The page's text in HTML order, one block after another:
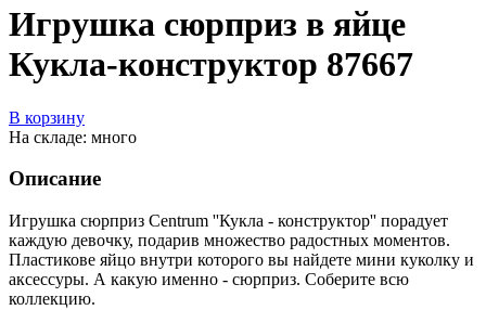
Игрушка сюрприз в яйце
Кукла-конструктор 87667
В корзину
На складе: много
Описание
Игрушка сюрприз Centrum ''Кукла - конструктор'' порадует
каждую девочку, подарив множество радостных моментов.
Пластикове яйцо внутри которого вы найдете мини куколку и
аксессуры. А какую именно - сюрприз. Соберите всю
коллекцию.